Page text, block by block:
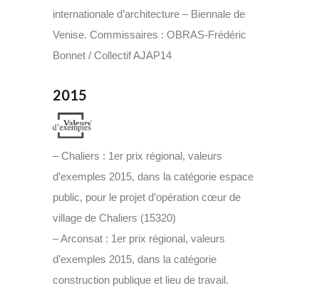
internationale d’architecture – Biennale de
Venise. Commissaires : OBRAS-Frédéric
Bonnet / Collectif AJAP14
2015
– Chaliers : 1er prix régional, valeurs
d’exemples 2015, dans la catégorie espace
public, pour le projet d’opération cœur de
village de Chaliers (15320)
– Arconsat : 1er prix régional, valeurs
d’exemples 2015, dans la catégorie
construction publique et lieu de travail.